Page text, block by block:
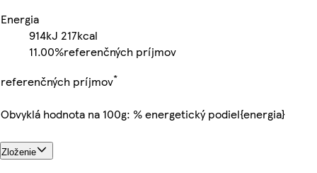
Energia
914kJ 217kcal
11.00%referenčných príjmov
referenčných príjmov*
Obvyklá hodnota na 100g: % energetický podiel{energia}
Zloženie